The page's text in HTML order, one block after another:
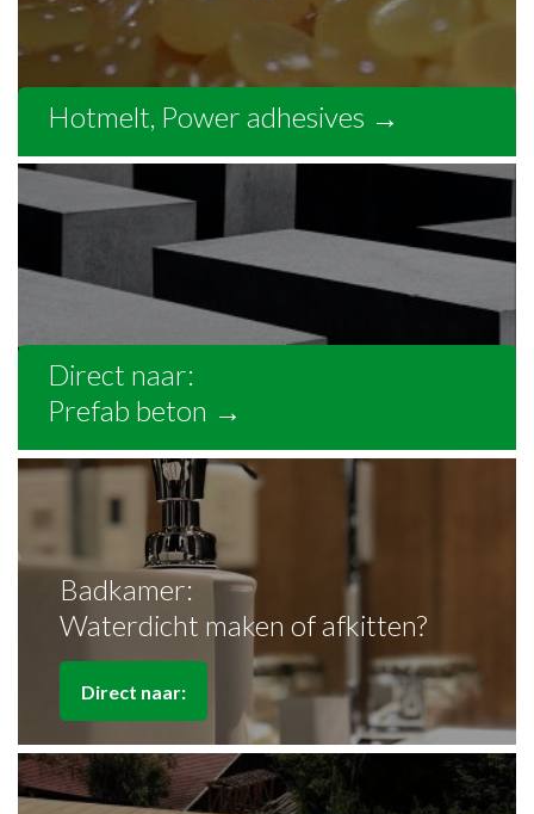
Hotmelt, Power adhesives →
Direct naar:
Prefab beton →
Badkamer:
Waterdicht maken of afkitten?
Direct naar: